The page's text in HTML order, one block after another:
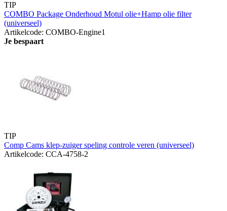
TIP
COMBO Package Onderhoud Motul olie+Hamp olie filter
(universeel)
Artikelcode: COMBO-Engine1
Je bespaart
TIP
Comp Cams klep-zuiger speling controle veren (universeel)
Artikelcode: CCA-4758-2